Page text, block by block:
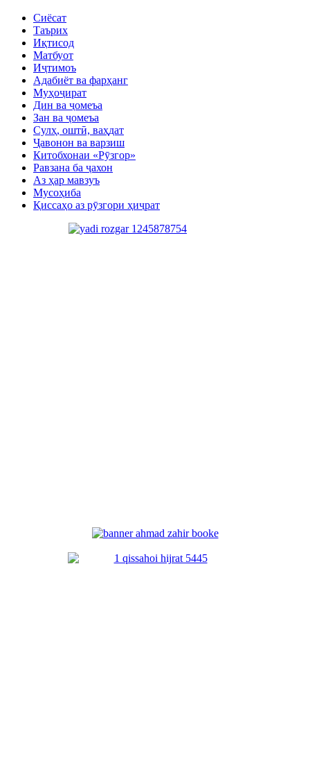
Сиёсат
Таърих
Иқтисод
Матбуот
Иҷтимоъ
Адабиёт ва фарҳанг
Муҳоҷират
Дин ва ҷомеъа
Зан ва ҷомеъа
Сулҳ, оштӣ, ваҳдат
Ҷавонон ва варзиш
Китобхонаи «Рӯзгор»
Равзана ба ҷахон
Аз ҳар мавзуъ
Мусоҳиба
Қиссаҳо аз рӯзгори ҳиҷрат